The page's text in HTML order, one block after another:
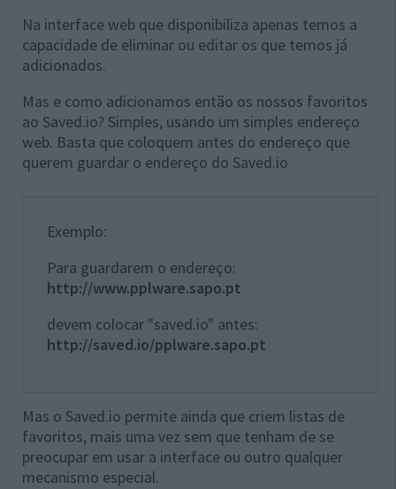
Na interface web que disponibiliza apenas temos a
capacidade de eliminar ou editar os que temos já
adicionados.
Mas e como adicionamos então os nossos favoritos
ao Saved.io? Simples, usando um simples endereço
web. Basta que coloquem antes do endereço que
querem guardar o endereço do Saved.io
Exemplo:
Para guardarem o endereço:
http://www.pplware.sapo.pt
devem colocar "saved.io" antes:
http://saved.io/pplware.sapo.pt
Mas o Saved.io permite ainda que criem listas de
favoritos, mais uma vez sem que tenham de se
preocupar em usar a interface ou outro qualquer
mecanismo especial.